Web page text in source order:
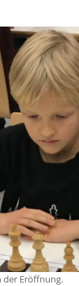
Eröffnung.